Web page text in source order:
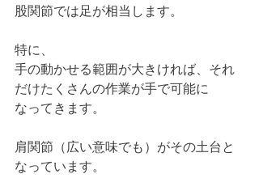
股関節では足が相当します。
特に、
手の動かせる範囲が大きければ、それ
だけたくさんの作業が手で可能に
なってきます。
肩関節（広い意味でも）がその土台と
なっています。